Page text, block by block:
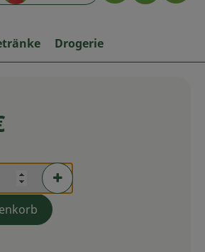
Drogerie
4 Portionen ausgewählt)
Portionen erhöhen